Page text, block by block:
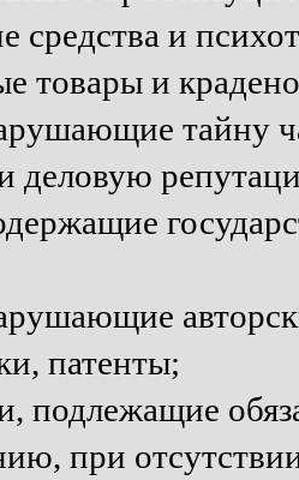
средства и
товары и
тайну
деловую
патенты;
подлежащие
при